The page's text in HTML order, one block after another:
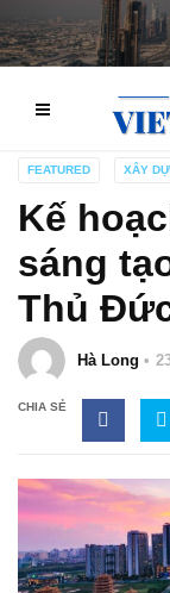
FEATURED XÂY
Kế
sáng
Thủ
Hà Long
CHIA SẺ